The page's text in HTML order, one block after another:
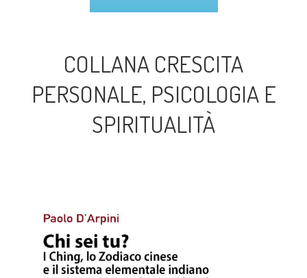
COLLANA CRESCITA
PERSONALE, PSICOLOGIA E
SPIRITUALITÀ